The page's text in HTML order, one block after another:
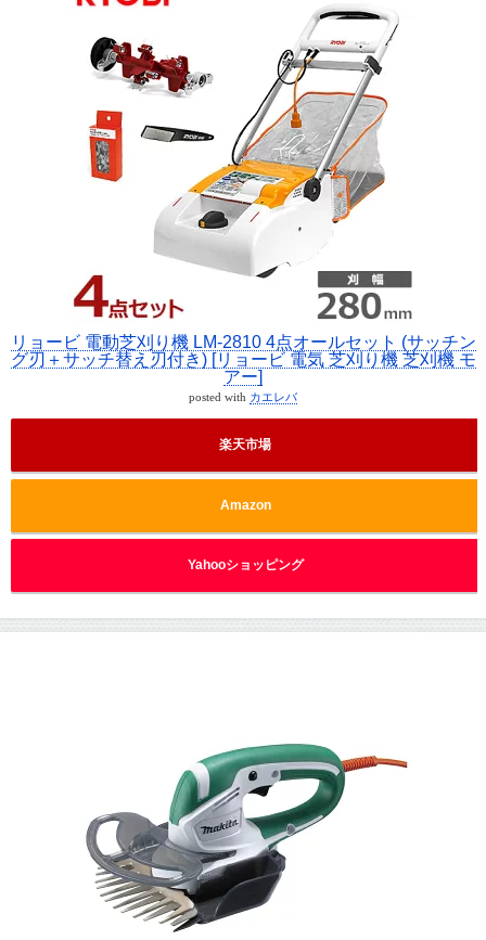
リョービ 電動芝刈り機 LM-2810 4点オールセット (サッチン
グ刃＋サッチ替え刃付き) [リョービ 電気 芝刈り機 芝刈機 モ
アー]
posted with カエレバ
楽天市場
Amazon
Yahooショッピング